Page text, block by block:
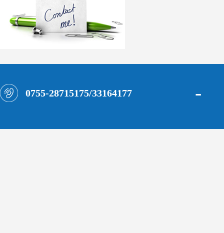
0755-28715175/33164177 -